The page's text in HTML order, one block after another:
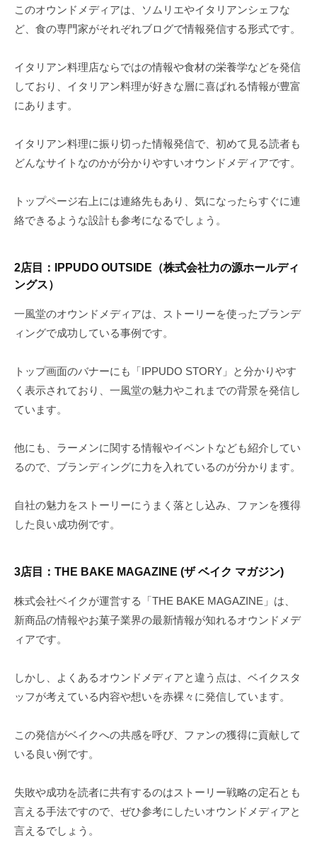
このオウンドメディアは、ソムリエやイタリアンシェフな
ど、食の専門家がそれぞれブログで情報発信する形式です。
イタリアン料理店ならではの情報や食材の栄養学などを発信
しており、イタリアン料理が好きな層に喜ばれる情報が豊富
にあります。
イタリアン料理に振り切った情報発信で、初めて見る読者も
どんなサイトなのかが分かりやすいオウンドメディアです。
トップページ右上には連絡先もあり、気になったらすぐに連
絡できるような設計も参考になるでしょう。
2店目：IPPUDO OUTSIDE（株式会社力の源ホールディ
ングス）
一風堂のオウンドメディアは、ストーリーを使ったブランデ
ィングで成功している事例です。
トップ画面のバナーにも「IPPUDO STORY」と分かりやす
く表示されており、一風堂の魅力やこれまでの背景を発信し
ています。
他にも、ラーメンに関する情報やイベントなども紹介してい
るので、ブランディングに力を入れているのが分かります。
自社の魅力をストーリーにうまく落とし込み、ファンを獲得
した良い成功例です。
3店目：THE BAKE MAGAZINE (ザ ベイク マガジン)
株式会社ベイクが運営する「THE BAKE MAGAZINE」は、
新商品の情報やお菓子業界の最新情報が知れるオウンドメデ
ィアです。
しかし、よくあるオウンドメディアと違う点は、ベイクスタ
ッフが考えている内容や想いを赤裸々に発信しています。
この発信がベイクへの共感を呼び、ファンの獲得に貢献して
いる良い例です。
失敗や成功を読者に共有するのはストーリー戦略の定石とも
言える手法ですので、ぜひ参考にしたいオウンドメディアと
言えるでしょう。